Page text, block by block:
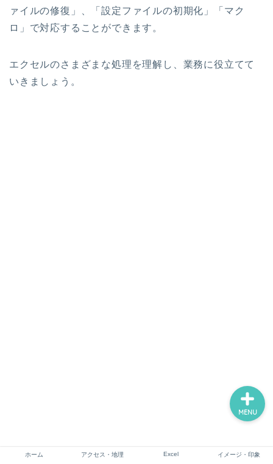
ァイルの修復」、「設定ファイルの初期化」「マク
ロ」で対応することができます。
エクセルのさまざまな処理を理解し、業務に役立てて
いきましょう。
ホーム アクセス・地理 Excel イメージ・印象
MENU